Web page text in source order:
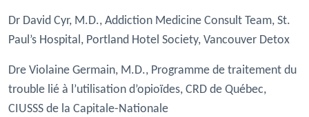
Dr David Cyr, M.D., Addiction Medicine Consult Team, St.
Paul’s Hospital, Portland Hotel Society, Vancouver Detox
Dre Violaine Germain, M.D., Programme de traitement du
trouble lié à l’utilisation d’opioïdes, CRD de Québec,
CIUSSS de la Capitale-Nationale